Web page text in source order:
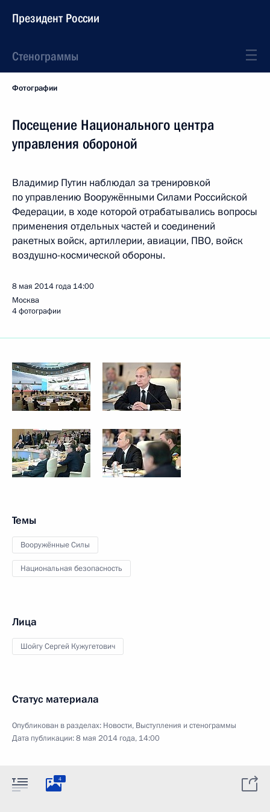
Президент России
Стенограммы
Фотографии
Посещение Национального центра
управления обороной
Владимир Путин наблюдал за тренировкой
по управлению Вооружёнными Силами Российской
Федерации, в ходе которой отрабатывались вопросы
применения отдельных частей и соединений
ракетных войск, артиллерии, авиации, ПВО, войск
воздушно-космической обороны.
8 мая 2014 года 14:00
Москва
4 фотографии
Темы
Вооружённые Силы
Национальная безопасность
Лица
Шойгу Сергей Кужугетович
Статус материала
Опубликован в разделах: Новости, Выступления и стенограммы
Дата публикации:8 мая 2014 года, 14:00
4